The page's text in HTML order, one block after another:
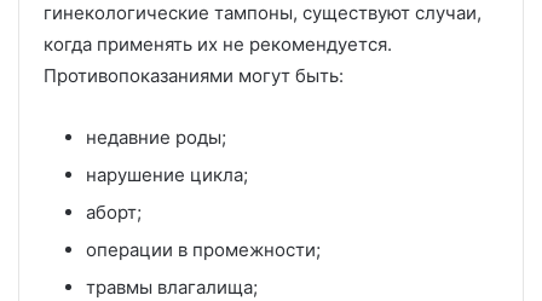
гинекологические тампоны, существуют случаи,
когда применять их не рекомендуется.
Противопоказаниями могут быть:
недавние роды;
нарушение цикла;
аборт;
операции в промежности;
травмы влагалища;